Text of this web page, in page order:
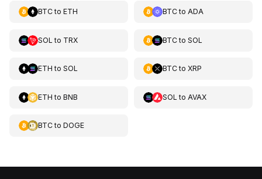
BTCto ETH BTCto ADA
SOL to TRX BTCto SOL
ETH to SOL BTCto XRP
ETH to BNB SOL to AVAX
BTCto DOGE